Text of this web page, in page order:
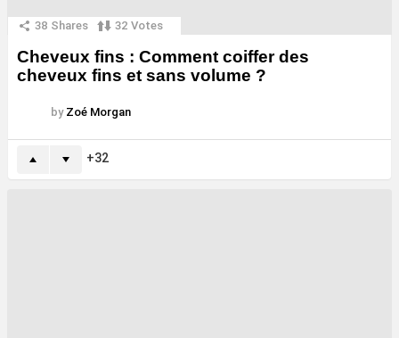
38 Shares 32 Votes
Cheveux fins : Comment coiffer des
cheveux fins et sans volume ?
by Zoé Morgan
32